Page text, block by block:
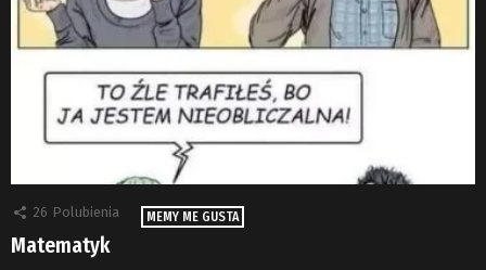
26 Polubienia MEMY ME GUSTA
Matematyk